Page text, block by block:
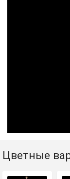
Цветные